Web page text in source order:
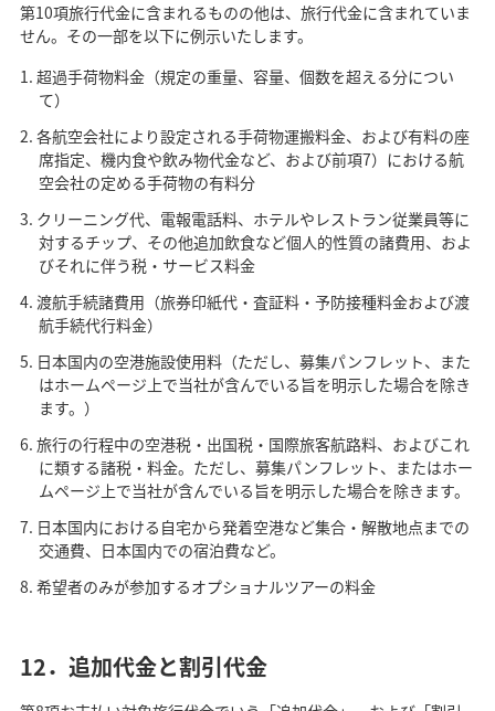
第10項旅行代金に含まれるものの他は、旅行代金に含まれていま
せん。その一部を以下に例示いたします。
超過手荷物料金（規定の重量、容量、個数を超える分につい
て）
各航空会社により設定される手荷物運搬料金、および有料の座
席指定、機内食や飲み物代金など、および前項7）における航
空会社の定める手荷物の有料分
クリーニング代、電報電話料、ホテルやレストラン従業員等に
対するチップ、その他追加飲食など個人的性質の諸費用、およ
びそれに伴う税・サービス料金
渡航手続諸費用（旅券印紙代・査証料・予防接種料金および渡
航手続代行料金）
日本国内の空港施設使用料（ただし、募集パンフレット、また
はホームページ上で当社が含んでいる旨を明示した場合を除き
ます。）
旅行の行程中の空港税・出国税・国際旅客航路料、およびこれ
に類する諸税・料金。ただし、募集パンフレット、またはホー
ムページ上で当社が含んでいる旨を明示した場合を除きます。
日本国内における自宅から発着空港など集合・解散地点までの
交通費、日本国内での宿泊費など。
希望者のみが参加するオプショナルツアーの料金
12．追加代金と割引代金